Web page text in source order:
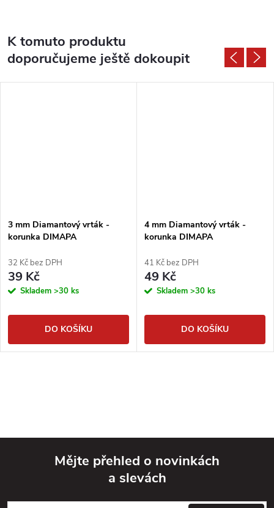
K tomuto produktu
doporučujeme ještě dokoupit
3 mm Diamantový vrták -
korunka DIMAPA
32 Kč bez DPH
39 Kč
Skladem >30 ks
DO KOŠÍKU
4 mm Diamantový vrták -
korunka DIMAPA
41 Kč bez DPH
49 Kč
Skladem >30 ks
DO KOŠÍKU
Mějte přehled o novinkách
a slevách